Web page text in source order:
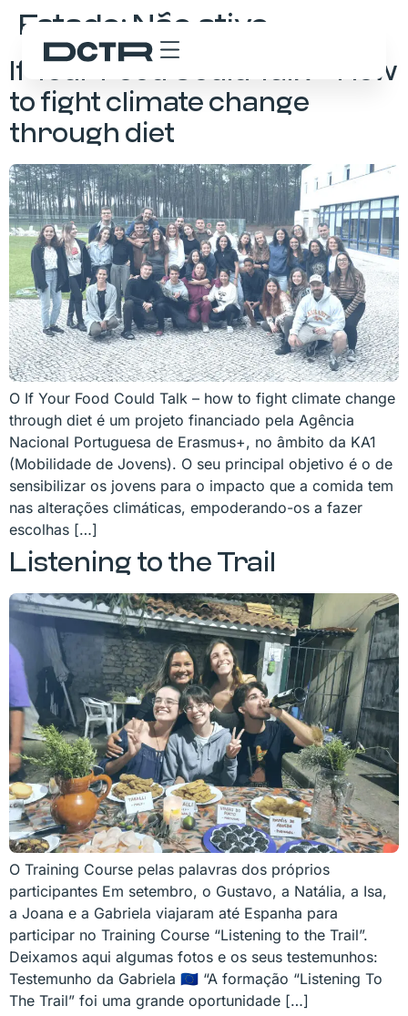
Estado: Não ativo
If Your Food Could Talk – How
to fight climate change
through diet
O If Your Food Could Talk – how to fight climate change
through diet é um projeto financiado pela Agência
Nacional Portuguesa de Erasmus+, no âmbito da KA1
(Mobilidade de Jovens). O seu principal objetivo é o de
sensibilizar os jovens para o impacto que a comida tem
nas alterações climáticas, empoderando-os a fazer
escolhas […]
Listening to the Trail
O Training Course pelas palavras dos próprios
participantes Em setembro, o Gustavo, a Natália, a Isa,
a Joana e a Gabriela viajaram até Espanha para
participar no Training Course “Listening to the Trail”.
Deixamos aqui algumas fotos e os seus testemunhos:
Testemunho da Gabriela 🇪🇺 “A formação “Listening To
The Trail” foi uma grande oportunidade […]